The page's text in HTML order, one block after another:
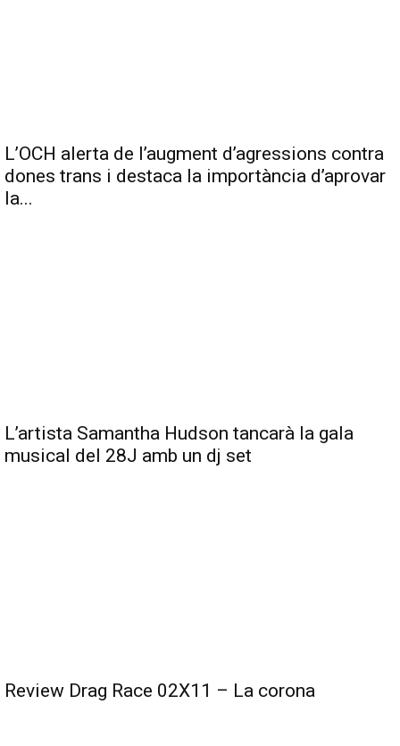
L’OCH alerta de l’augment d’agressions contra
dones trans i destaca la importància d’aprovar
la...
L’artista Samantha Hudson tancarà la gala
musical del 28J amb un dj set
Review Drag Race 02X11 – La corona